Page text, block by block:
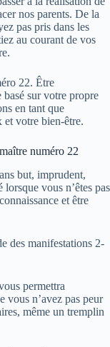
nos parents. De la
pas pris dans les
au courant de vos
22. Être
sur votre propre
en tant que
et votre bien-être.
numéro 22
but, imprudent,
vous n’êtes pas
et être
des manifestations 2-
permettra
vous n’avez pas peur
même un tremplin